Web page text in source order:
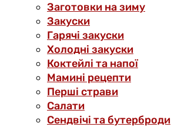
Заготовки на зиму
Закуски
Гарячі закуски
Холодні закуски
Коктейлі та напої
Мамині рецепти
Перші страви
Салати
Сендвічі та бутерброди